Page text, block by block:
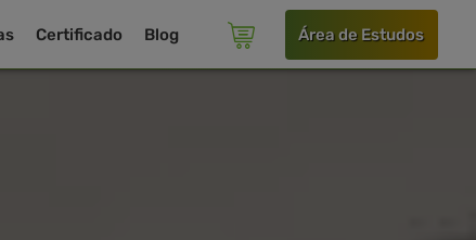
Certificado Blog Área de Estudos